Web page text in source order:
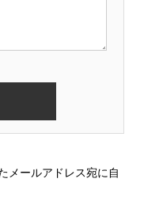
メールアドレス宛に自